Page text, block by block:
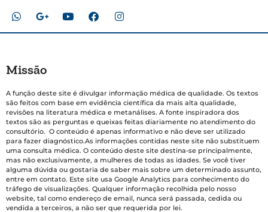
Missão
A função deste site é divulgar informação médica de qualidade. Os textos
são feitos com base em evidência científica da mais alta qualidade,
revisões na literatura médica e metanálises. A fonte inspiradora dos
textos são as perguntas e queixas feitas diariamente no atendimento do
consultório. O conteúdo é apenas informativo e não deve ser utilizado
para fazer diagnóstico.As informações contidas neste site não substituem
uma consulta médica. O conteúdo deste site destina-se principalmente,
mas não exclusivamente, a mulheres de todas as idades. Se você tiver
alguma dúvida ou gostaria de saber mais sobre um determinado assunto,
entre em contato. Este site usa Google Analytics para conhecimento do
tráfego de visualizações. Qualquer informação recolhida pelo nosso
website, tal como endereço de email, nunca será passada, cedida ou
vendida a terceiros, a não ser que requerida por lei.